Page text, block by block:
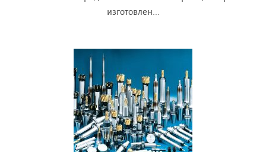
изготовлен...